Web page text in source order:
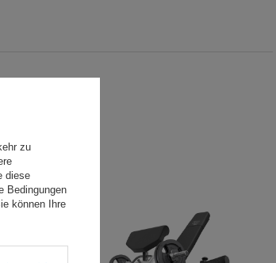
zu
diese
Bedingungen
können Ihre